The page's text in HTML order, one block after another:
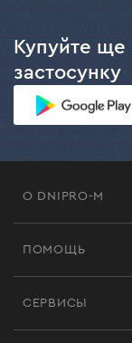
Купуйте ще
застосунку
О DNIPRO-M
ПОМОЩЬ
СЕРВИСЫ